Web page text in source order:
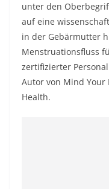
unter den
auf eine
in der Gebärmutter
Menstruationsfluss
zertifizierter
Autor von Mind Your
Health.